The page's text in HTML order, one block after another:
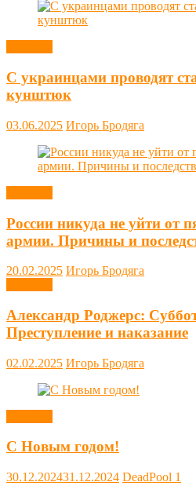
С украинцами проводят
кунштюк
03.06.2025 Игорь Бродяга
России никуда не уйти от
армии. Причины и
20.02.2025 Игорь Бродяга
Александр Роджерс:
Преступление и наказание
02.02.2025 Игорь Бродяга
С Новым годом!
30.12.202431.12.2024 DeadPool 1